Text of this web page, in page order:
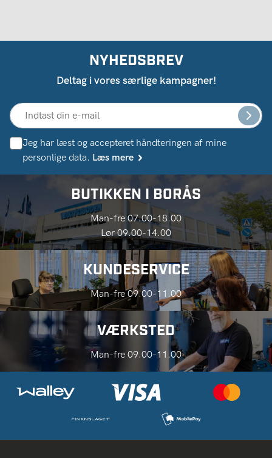
NYHEDSBREV
Deltag i vores særlige kampagner!
Jeg har læst og accepteret håndteringen af ​​mine
personlige data. Læs mere
BUTIKKEN I BORÅS
Man-fre 07.00-18.00
Lør 09.00-14.00
KUNDESERVICE
Man-fre 09.00-11.00
VÆRKSTED
Man-fre 09.00-11.00